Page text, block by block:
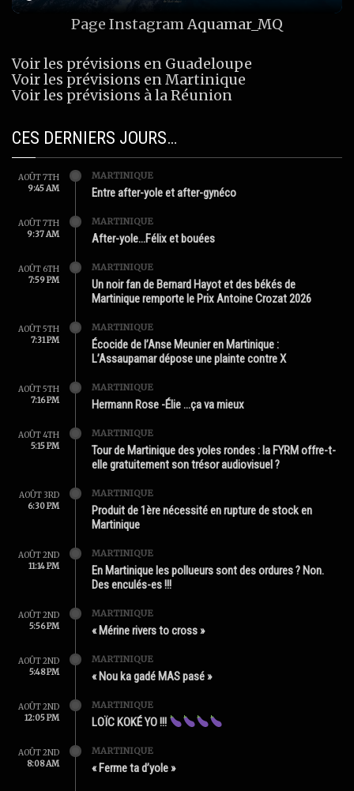
Page InstagramAquamar_MQ
Voir les prévisions en Guadeloupe
Voir les prévisions en Martinique
Voir les prévisions à la Réunion
CES DERNIERS JOURS…
AOÛT 7TH
9:45 AM
MARTINIQUE
Entre after-yole et after-gynéco
AOÛT 7TH
9:37 AM
MARTINIQUE
After-yole…Félix et bouées
AOÛT 6TH
7:59 PM
MARTINIQUE
Un noir fan de Bernard Hayot et des békés de
Martinique remporte le Prix Antoine Crozat 2026
AOÛT 5TH
7:31 PM
MARTINIQUE
Écocide de l’Anse Meunier en Martinique :
L’Assaupamar dépose une plainte contre X
AOÛT 5TH
7:16 PM
MARTINIQUE
Hermann Rose -Élie …ça va mieux
AOÛT 4TH
5:15 PM
MARTINIQUE
Tour de Martinique des yoles rondes : la FYRM offre-t-
elle gratuitement son trésor audiovisuel ?
AOÛT 3RD
6:30 PM
MARTINIQUE
Produit de 1ère nécessité en rupture de stock en
Martinique
AOÛT 2ND
11:14 PM
MARTINIQUE
En Martinique les pollueurs sont des ordures ? Non.
Des enculés-es !!!
AOÛT 2ND
5:56 PM
MARTINIQUE
« Mérine rivers to cross »
AOÛT 2ND
5:48 PM
MARTINIQUE
« Nou ka gadé MAS pasé »
AOÛT 2ND
12:05 PM
MARTINIQUE
LOÏC KOKÉ YO !!!
AOÛT 2ND
8:08 AM
MARTINIQUE
« Ferme ta d’yole »